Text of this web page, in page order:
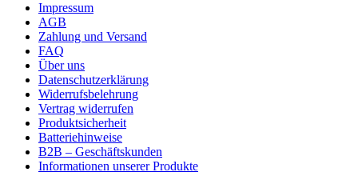
Impressum
AGB
Zahlung und Versand
FAQ
Über uns
Datenschutzerklärung
Widerrufsbelehrung
Vertrag widerrufen
Produktsicherheit
Batteriehinweise
B2B – Geschäftskunden
Informationen unserer Produkte